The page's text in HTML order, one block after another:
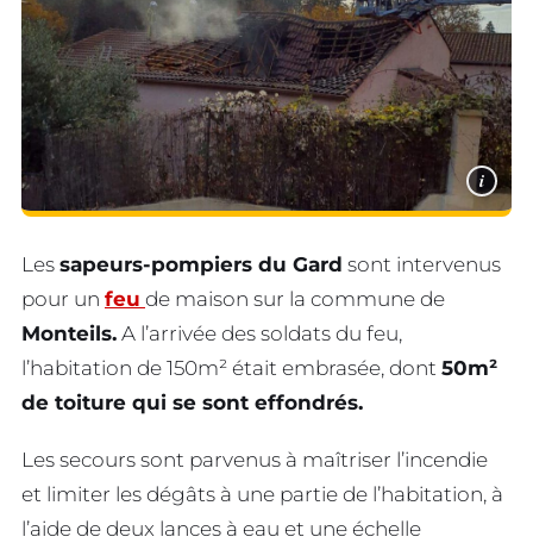
i
Les sapeurs-pompiers du Gard sont intervenus
pour un feu de maison sur la commune de
Monteils. A l’arrivée des soldats du feu,
l’habitation de 150m² était embrasée, dont 50m²
de toiture qui se sont effondrés.
Les secours sont parvenus à maîtriser l’incendie
et limiter les dégâts à une partie de l’habitation, à
l’aide de deux lances à eau et une échelle